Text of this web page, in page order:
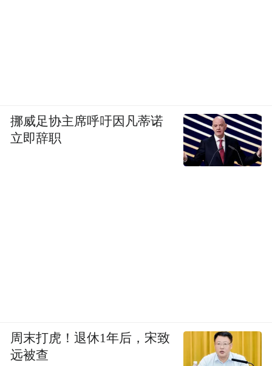
挪威足协主席呼吁因凡蒂诺
立即辞职
周末打虎！退休1年后，宋致
远被查